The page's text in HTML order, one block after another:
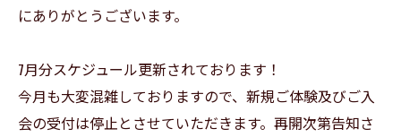
にありがとうございます。
7月分スケジュール更新されております！
今月も大変混雑しておりますので、新規ご体験及びご入
会の受付は停止とさせていただきます。再開次第告知さ